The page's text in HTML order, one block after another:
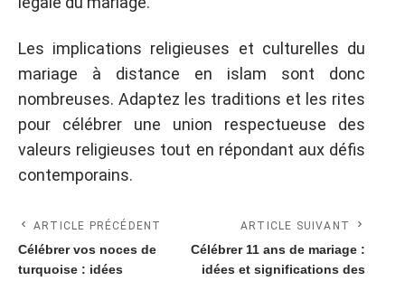
Les implications religieuses et culturelles du
mariage à distance en islam sont donc
nombreuses. Adaptez les traditions et les rites
pour célébrer une union respectueuse des
valeurs religieuses tout en répondant aux défis
contemporains.
ARTICLE PRÉCÉDENT
Célébrer vos noces de
turquoise : idées
ARTICLE SUIVANT
Célébrer 11 ans de mariage :
idées et significations des